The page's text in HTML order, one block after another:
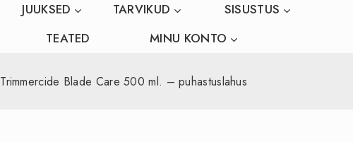
JUUKSED TARVIKUD
SISUSTUS
TEATED MINU KONTO
Trimmercide Blade Care 500 ml. – puhastuslahus